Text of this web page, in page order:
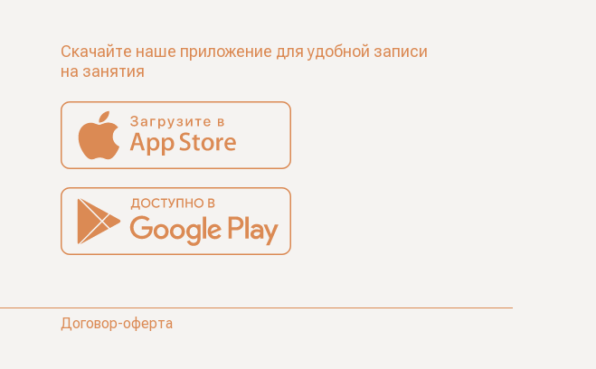
Скачайте наше приложение для удобной записи
на занятия
Договор-оферта